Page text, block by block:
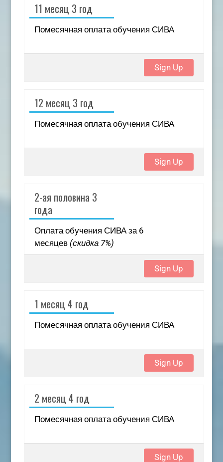
11 месяц 3 год
Помесячная оплата обучения СИВА
Sign Up
12 месяц 3 год
Помесячная оплата обучения СИВА
Sign Up
2-ая половина 3
года
Оплата обучения СИВА за 6
месяцев (скидка 7%)
Sign Up
1 месяц 4 год
Помесячная оплата обучения СИВА
Sign Up
2 месяц 4 год
Помесячная оплата обучения СИВА
Sign Up